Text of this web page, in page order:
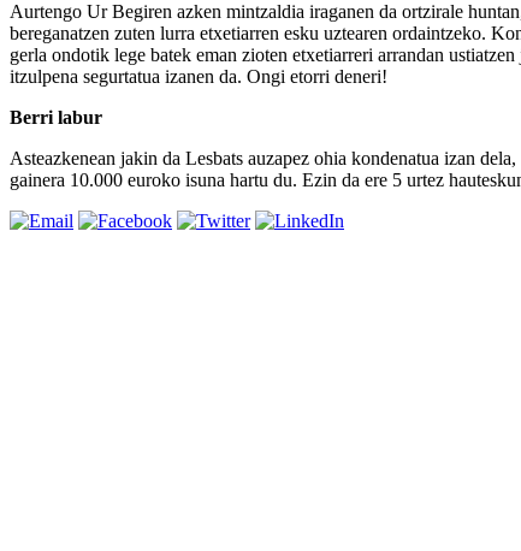
Aurtengo Ur Begiren azken mintzaldia iraganen da ortzirale
bereganatzen zuten lurra etxetiarren esku uztearen ordaintzeko.
gerla ondotik lege batek eman zioten etxetiarreri arrandan
itzulpena segurtatua izanen da. Ongi etorri deneri!
Berri labur
Asteazkenean jakin da Lesbats auzapez ohia kondenatua izan
gainera 10.000 euroko isuna hartu du. Ezin da ere 5 urtez